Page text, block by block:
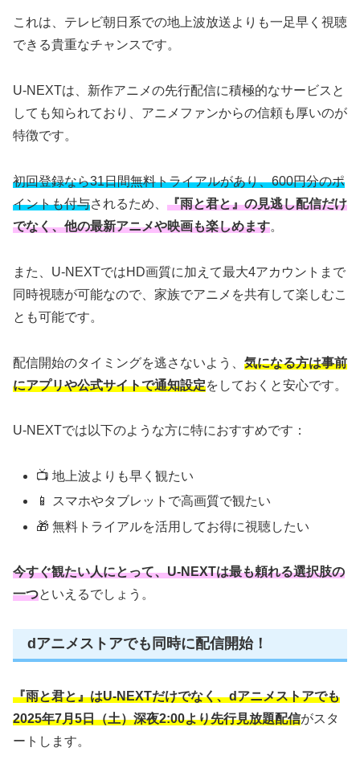
これは、テレビ朝日系での地上波放送よりも一足早く視聴
できる貴重なチャンスです。
U-NEXTは、新作アニメの先行配信に積極的なサービスと
しても知られており、アニメファンからの信頼も厚いのが
特徴です。
初回登録なら31日間無料トライアルがあり、600円分のポ
イントも付与されるため、 『雨と君と』の見逃し配信だけ
でなく、他の最新アニメや映画も楽しめます。
また、U-NEXTではHD画質に加えて最大4アカウントまで
同時視聴が可能なので、家族でアニメを共有して楽しむこ
とも可能です。
配信開始のタイミングを逃さないよう、 気になる方は事前
にアプリや公式サイトで通知設定をしておくと安心です。
U-NEXTでは以下のような方に特におすすめです：
📺 地上波よりも早く観たい
📱 スマホやタブレットで高画質で観たい
🎁 無料トライアルを活用してお得に視聴したい
今すぐ観たい人にとって、U-NEXTは最も頼れる選択肢の
一つといえるでしょう。
dアニメストアでも同時に配信開始！
『雨と君と』はU-NEXTだけでなく、dアニメストアでも
2025年7月5日（土）深夜2:00より先行見放題配信がスタ
ートします。